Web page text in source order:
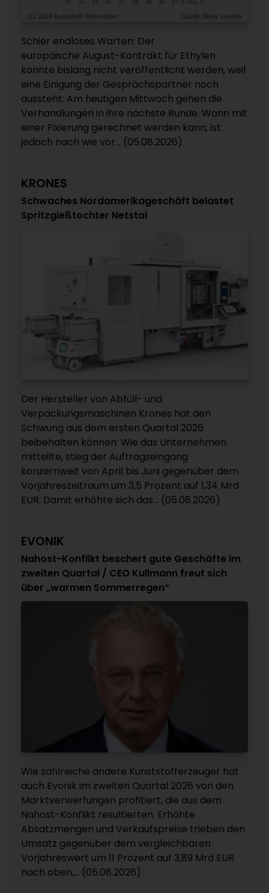
Schier endloses Warten: Der
europäische August-Kontrakt für Ethylen
konnte bislang nicht veröffentlicht werden, weil
eine Einigung der Gesprächspartner noch
aussteht. Am heutigen Mittwoch gehen die
Verhandlungen in ihre nächste Runde. Wann mit
einer Fixierung gerechnet werden kann, ist
jedoch nach wie vor... (05.08.2026)
KRONES
Schwaches Nordamerikageschäft belastet
Spritzgießtochter Netstal
Der Hersteller von Abfüll- und
Verpackungsmaschinen Krones hat den
Schwung aus dem ersten Quartal 2026
beibehalten können: Wie das Unternehmen
mitteilte, stieg der Auftragseingang
konzernweit von April bis Juni gegenüber dem
Vorjahreszeitraum um 3,5 Prozent auf 1,34 Mrd
EUR. Damit erhöhte sich das... (05.08.2026)
EVONIK
Nahost-Konflikt beschert gute Geschäfte im
zweiten Quartal / CEO Kullmann freut sich
über „warmen Sommerregen“
Wie zahlreiche andere Kunststofferzeuger hat
auch Evonik im zweiten Quartal 2026 von den
Marktverwerfungen profitiert, die aus dem
Nahost-Konflikt resultierten. Erhöhte
Absatzmengen und Verkaufspreise trieben den
Umsatz gegenüber dem vergleichbaren
Vorjahreswert um 11 Prozent auf 3,89 Mrd EUR
nach oben,... (05.08.2026)